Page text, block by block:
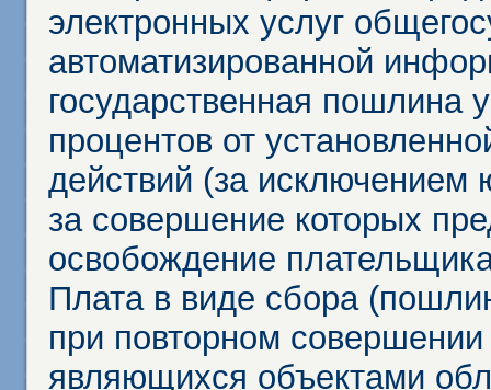
электронных услуг
автоматизированной
государственная пошлина
процентов от
действий (за исключением
за совершение которых
освобождение
Плата в виде сбора
при повторном
являющихся объектами